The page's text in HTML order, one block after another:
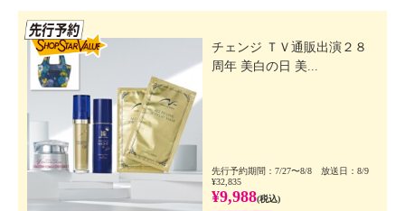
チェンジ ＴＶ通販出演２８
周年 美白の日 美...
先行予約期間：7/27〜8/8 放送日：8/9
¥32,835
¥9,988(税込)